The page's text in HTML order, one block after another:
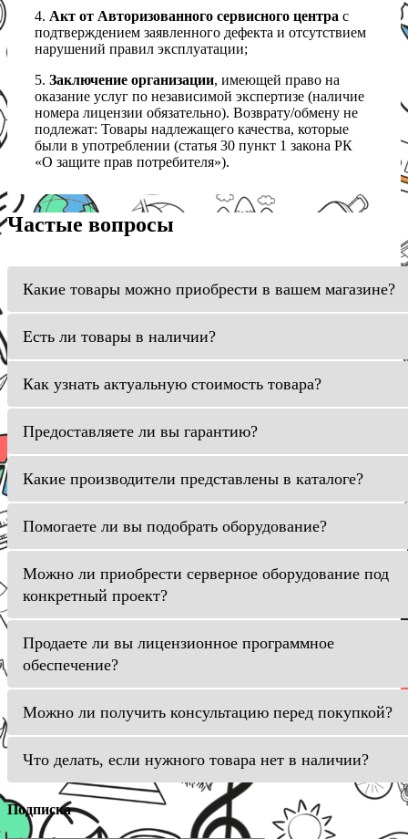
4. Акт от Авторизованного сервисного центра с
подтверждением заявленного дефекта и отсутствием
нарушений правил эксплуатации;
5. Заключение организации, имеющей право на
оказание услуг по независимой экспертизе (наличие
номера лицензии обязательно). Возврату/обмену не
подлежат: Товары надлежащего качества, которые
были в употреблении (статья 30 пункт 1 закона РК
«О защите прав потребителя»).
Частые вопросы
Какие товары можно приобрести в вашем магазине?
Есть ли товары в наличии?
Как узнать актуальную стоимость товара?
Предоставляете ли вы гарантию?
Какие производители представлены в каталоге?
Помогаете ли вы подобрать оборудование?
Можно ли приобрести серверное оборудование под
конкретный проект?
Продаете ли вы лицензионное программное
обеспечение?
Можно ли получить консультацию перед покупкой?
Что делать, если нужного товара нет в наличии?
Подписка